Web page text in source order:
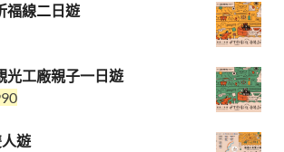
福線二日遊
光工廠親子一日遊
遊